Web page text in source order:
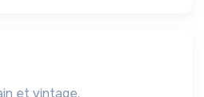
et vintage.